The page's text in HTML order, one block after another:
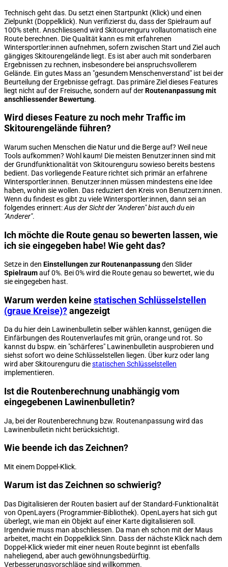
Technisch geht das. Du setzt einen Startpunkt (Klick) und einen
Zielpunkt (Doppelklick). Nun verifizierst du, dass der Spielraum auf
100% steht. Anschliessend wird Skitourenguru vollautomatisch eine
Route berechnen. Die Qualität kann es mit erfahrenen
Wintersportler:innen aufnehmen, sofern zwischen Start und Ziel auch
gängiges Skitourengelände liegt. Es ist aber auch mit sonderbaren
Ergebnissen zu rechnen, insbesondere bei anspruchsvollerem
Gelände. Ein gutes Mass an "gesundem Menschenverstand" ist bei der
Beurteilung der Ergebnisse gefragt. Das primäre Ziel dieses Features
liegt nicht auf der Freisuche, sondern auf derRoutenanpassung mit
anschliessender Bewertung.
Wird dieses Feature zu noch mehr Traffic im
Skitourengelände führen?
Warum suchen Menschen die Natur und die Berge auf? Weil neue
Tools aufkommen? Wohl kaum! Die meisten Benutzer:innen sind mit
der Grundfunktionalität von Skitourenguru sowieso bereits bestens
bedient. Das vorliegende Feature richtet sich primär an erfahrene
Wintersportler:innen. Benutzer:innen müssen mindestens eine Idee
haben, wohin sie wollen. Das reduziert den Kreis von Benutzern:innen.
Wenn du findest es gibt zu viele Wintersportler:innen, dann sei an
folgendes erinnert:Aus der Sicht der "Anderen" bist auch du ein
"Anderer".
Ich möchte die Route genau so bewerten lassen, wie
ich sie eingegeben habe! Wie geht das?
Setze in den Einstellungen zur Routenanpassungden Slider
Spielraumauf 0%. Bei 0% wird die Route genau so bewertet, wie du
sie eingegeben hast.
Warum werden keine statischen Schlüsselstellen
(graue Kreise)? angezeigt
Da du hier dein Lawinenbulletin selber wählen kannst, genügen die
Einfärbungen des Routenverlaufes mit grün, orange und rot. So
kannst du bspw. ein "schärferes" Lawinenbulletin ausprobieren und
siehst sofort wo deine Schlüsselstellen liegen. Über kurz oder lang
wird aber Skitourenguru diestatischen Schlüsselstellen
implementieren.
Ist die Routenberechnung unabhängig vom
eingegebenen Lawinenbulletin?
Ja, bei der Routenberechnung bzw. Routenanpassung wird das
Lawinenbulletin nicht berücksichtigt.
Wie beende ich das Zeichnen?
Mit einem Doppel-Klick.
Warum ist das Zeichnen so schwierig?
Das Digitalisieren der Routen basiert auf der Standard-Funktionalität
von OpenLayers (Programmier-Bibliothek). OpenLayers hat sich gut
überlegt, wie man ein Objekt auf einer Karte digitalisieren soll.
Irgendwie muss man abschliessen. Da man eh schon mit der Maus
arbeitet, macht ein Doppelklick Sinn. Dass der nächste Klick nach dem
Doppel-Klick wieder mit einer neuen Route beginnt ist ebenfalls
naheliegend, aber auch gewöhnungsbedürftig.
Verbesserungsvorschläge sind willkommen.